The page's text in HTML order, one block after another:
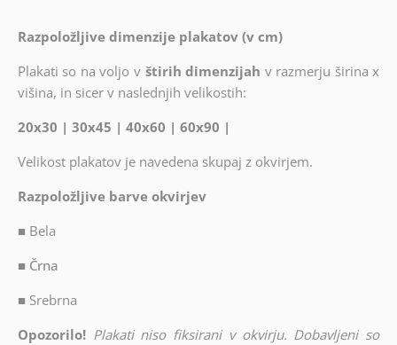
Razpoložljive dimenzije plakatov (v cm)
Plakati so na voljo v štirih dimenzijah v razmerju širina x
višina, in sicer v naslednjih velikostih:
20x30 | 30x45 | 40x60 | 60x90 |
Velikost plakatov je navedena skupaj z okvirjem.
Razpoložljive barve okvirjev
■ Bela
■ Črna
■ Srebrna
Opozorilo! Plakati niso fiksirani v okvirju. Dobavljeni so